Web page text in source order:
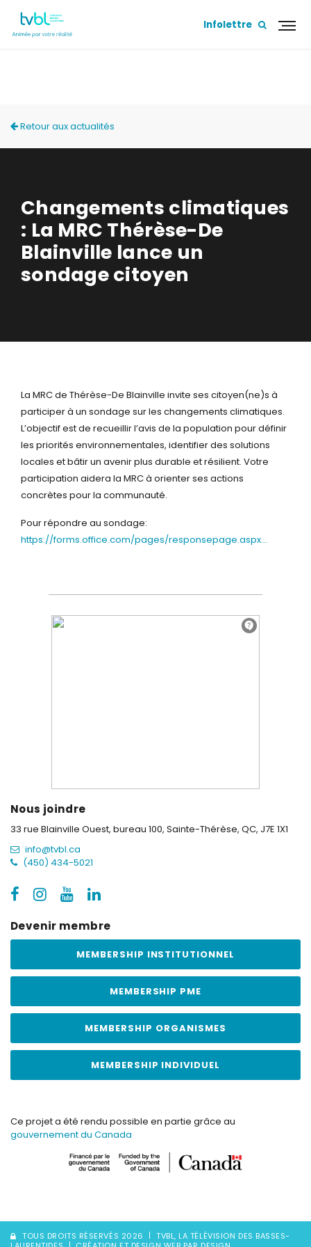
Infolettre
Retour aux actualités
Changements climatiques
: La MRC Thérèse-De
Blainville lance un
sondage citoyen
La MRC de Thérèse-De Blainville invite ses citoyen(ne)s à
participer à un sondage sur les changements climatiques.
L’objectif est de recueillir l’avis de la population pour définir
les priorités environnementales, identifier des solutions
locales et bâtir un avenir plus durable et résilient. Votre
participation aidera la MRC à orienter ses actions
concrètes pour la communauté.
Pour répondre au sondage:
https://forms.office.com/pages/responsepage.aspx…
Nous joindre
33 rue Blainville Ouest, bureau 100, Sainte-Thérèse, QC, J7E 1X1
info@tvbl.ca
(450) 434-5021
Devenir membre
MEMBERSHIP INSTITUTIONNEL
MEMBERSHIP PME
MEMBERSHIP ORGANISMES
MEMBERSHIP INDIVIDUEL
Ce projet a été rendu possible en partie grâce au
gouvernement du Canada
TOUS DROITS RÉSERVÉS 2026
TVBL, LA TÉLÉVISION DES BASSES-